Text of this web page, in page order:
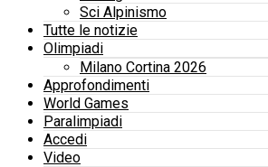
Sci Alpinismo
Tutte le notizie
Olimpiadi
Milano Cortina 2026
Approfondimenti
World Games
Paralimpiadi
Accedi
Video